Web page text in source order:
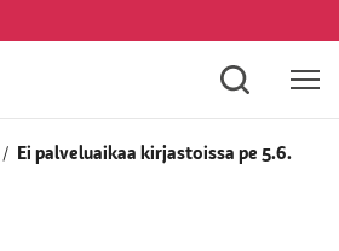
/ Ei palveluaikaa kirjastoissa pe 5.6.